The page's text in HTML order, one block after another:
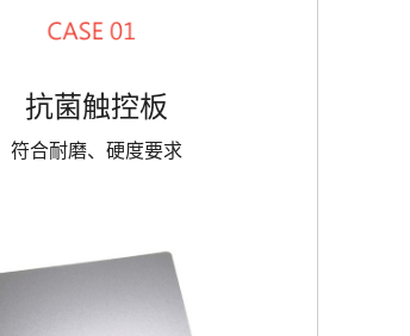
抗菌触控板
符合耐磨、硬度要求